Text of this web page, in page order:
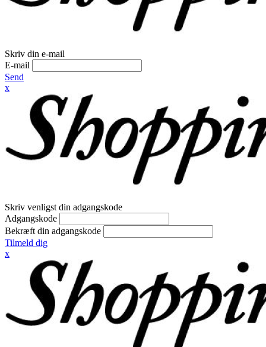
Skriv din e-mail
E-mail
Send
x
Skriv venligst din adgangskode
Adgangskode
Bekræft din adgangskode
Tilmeld dig
x